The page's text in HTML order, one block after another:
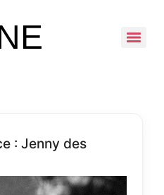
: Jenny des